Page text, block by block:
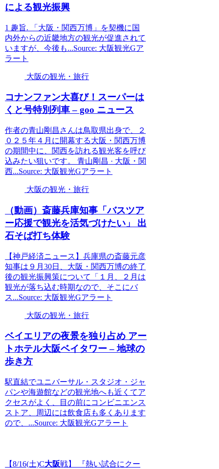
による観光振興
1 趣旨. 「大阪・関西万博」を契機に国
内外からの近畿地方の観光が促進されて
いますが、今後も...Source: 大阪観光Gア
ラート
大阪の観光・旅行
コナンファン大喜び！スーパーは
くと号特別列車 – goo ニュース
作者の青山剛昌さんは鳥取県出身で、２
０２５年４月に開幕する大阪・関西万博
の期間中に、関西を訪れる観光客を呼び
込みたい狙いです。 青山剛昌 · 大阪・関
西...Source: 大阪観光Gアラート
大阪の観光・旅行
（動画）斎藤兵庫知事「バスツア
ー応援で観光を活気づけたい」 出
石そば打ち体験
【神戸経済ニュース】兵庫県の斎藤元彦
知事は９月30日、大阪・関西万博の終了
後の観光振興策について「１月、２月は
観光が落ち込む時期なので、そこにバ
ス...Source: 大阪観光Gアラート
大阪の観光・旅行
ベイエリアの夜景を独り占め アー
トホテル大阪ベイタワー – 地球の
歩き方
駅直結でユニバーサル・スタジオ・ジャ
パンや海遊館などの観光地へも近くてア
クセスがよく、目の前にコンビニエンス
ストア、周辺には飲食店も多くあります
ので、...Source: 大阪観光Gアラート
【8/16(土)C大阪戦】 『熱い試合にクー